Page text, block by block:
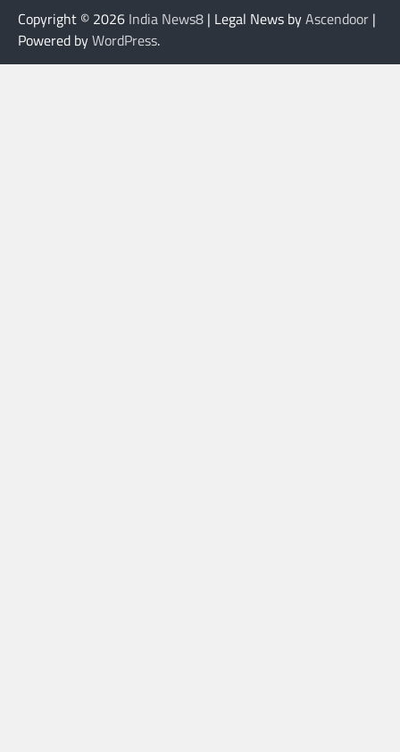
Copyright © 2026 India News8 | Legal News byAscendoor |
Powered byWordPress.